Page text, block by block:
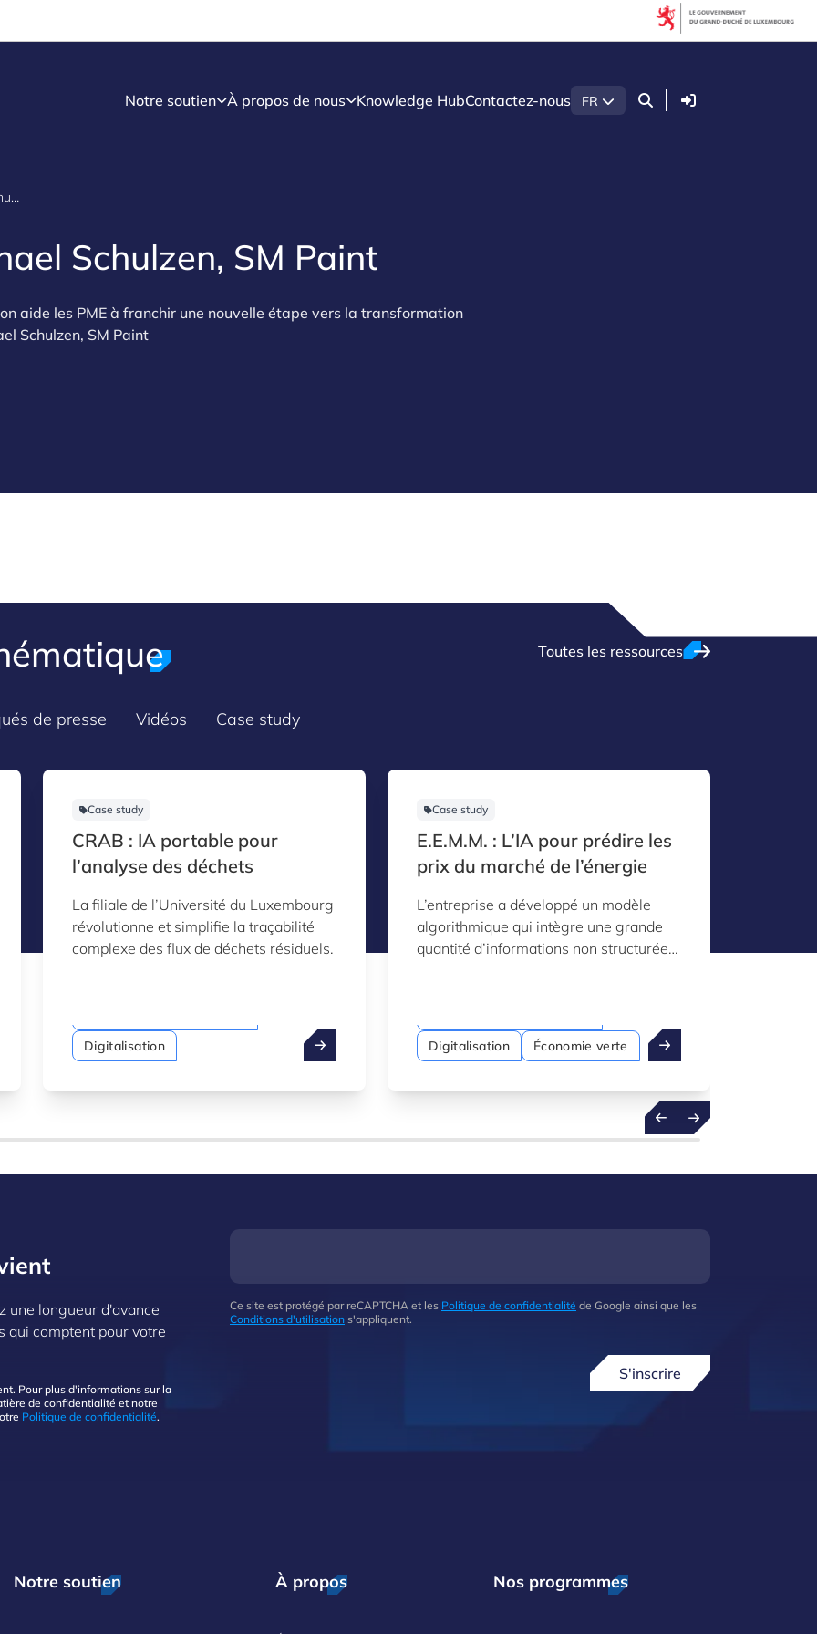
Notre soutien À propos de nous Knowledge HubContactez-nous FR Connexion
Fit 4 Digital - Michael Schulzen, SM Paint
Schulzen, SM Paint
aide les PME à franchir une nouvelle étape vers la transformation
Schulzen, SM Paint
Toutes les ressources
de presse Vidéos Case study
Case study
CRAB : IA portable pour
l’analyse des déchets
La filiale de l’Université du Luxembourg
révolutionne et simplifie la traçabilité
complexe des flux de déchets résiduels.
Digitalisation
Case study
E.E.M.M. : L’IA pour prédire les
prix du marché de l’énergie
L’entreprise a développé un modèle
algorithmique qui intègre une grande
quantité d’informations non structurées
Digitalisation Économie verte
une longueur d'avance
qui comptent pour votre
Pour plus d'informations sur la
de confidentialité et notre
Politique de confidentialité.
Ce site est protégé par reCAPTCHA et les Politique de confidentialité de Google ainsi que les
Conditions d'utilisation s'appliquent.
S'inscrire
Notre soutien À propos Nos programmes